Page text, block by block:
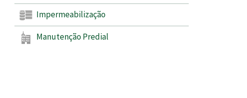
Impermeabilização
Manutenção Predial